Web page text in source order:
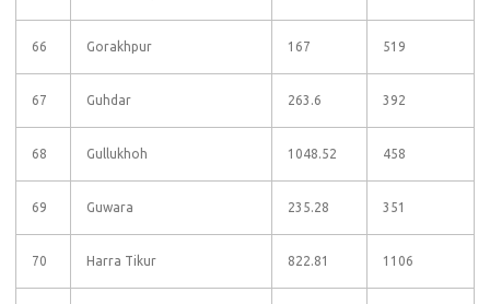
66 Gorakhpur 167 519
67 Guhdar 263.6 392
68 Gullukhoh 1048.52 458
69 Guwara 235.28 351
70 Harra Tikur 822.81 1106